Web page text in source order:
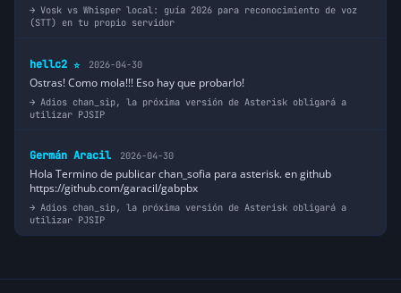
Vosk vs Whisper local: guía 2026 para reconocimiento de voz
(STT) en tu propio servidor
hellc2 ⭐ 2026-04-30
Ostras! Como mola!!! Eso hay que probarlo!
Adios chan_sip, la próxima versión de Asterisk obligará a
utilizar PJSIP
Germán Aracil 2026-04-30
Hola Termino de publicar chan_sofia para asterisk. en github
https://github.com/garacil/gabpbx
Adios chan_sip, la próxima versión de Asterisk obligará a
utilizar PJSIP